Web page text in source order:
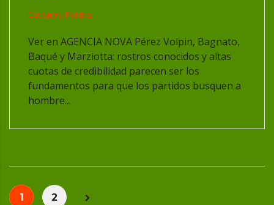
Category: Política
Ver en AGENCIA NOVA Pérez Volpin, Bagnato,
Baqué y Marziotta: rostros conocidos y altas
cuotas de credibilidad parecen ser los
fundamentos para que los partidos busquen a
hombre...
1 2